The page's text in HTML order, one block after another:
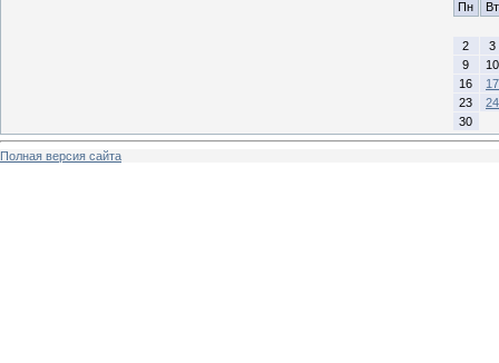
Пн Вт
2
3
9
10
16
17
23
24
30
Полная версия сайта